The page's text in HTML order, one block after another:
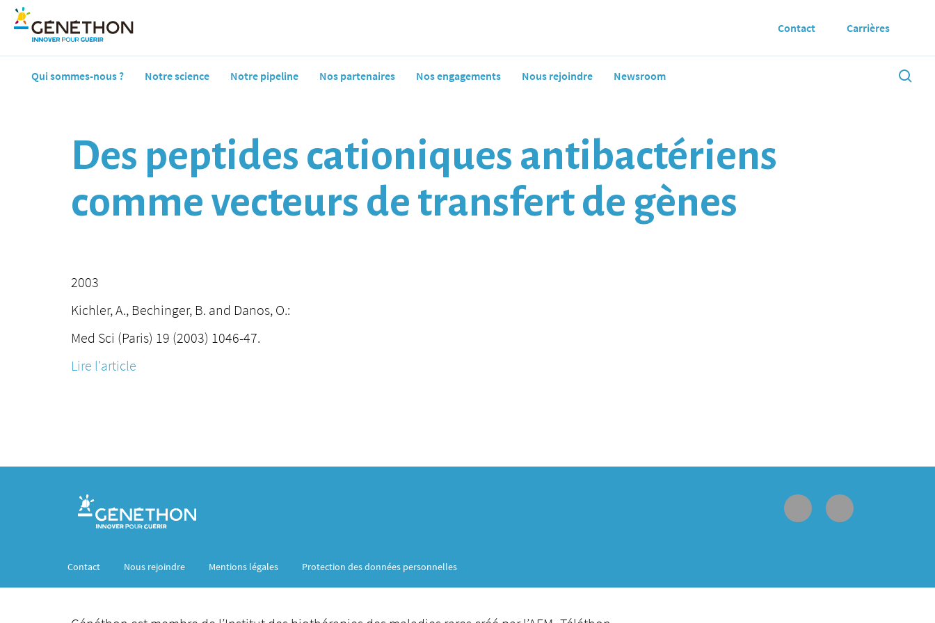
Qui sommes-nous ? Notre science Notre pipeline Nos partenaires Nos engagements Nous rejoindre Newsroom
Contact Carrières
Des peptides cationiques antibactériens
comme vecteurs de transfert de gènes
2003
Kichler, A., Bechinger, B. and Danos, O.:
Med Sci (Paris) 19 (2003) 1046-47.
Lire l'article
Contact Nous rejoindre Mentions légales Protection des données personnelles